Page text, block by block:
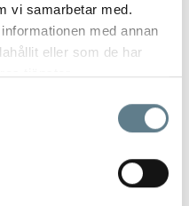
vi samarbetar med.
med annan
eller som de har
tjänster.
mm, svart